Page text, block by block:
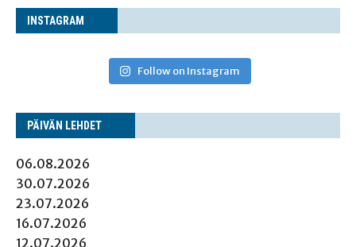
INS­TA­GRAM
Follow on Instagram
PÄI­VÄN LEHDET
06.08.2026
30.07.2026
23.07.2026
16.07.2026
12.07.2026